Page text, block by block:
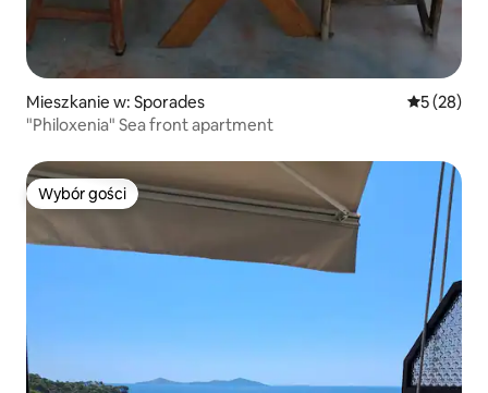
Mieszkanie w: Sporades Średnia
5 (28)
"Philoxenia" Sea front apartment
Wybór gości
Wybór gości